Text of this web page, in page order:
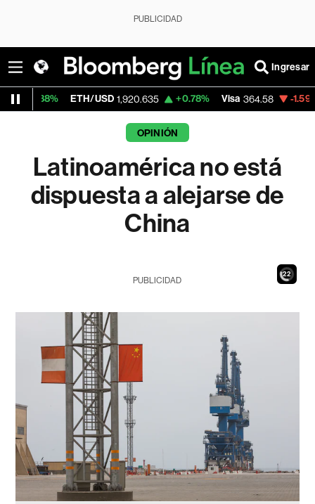
PUBLICIDAD
Ingresar
1,920.635 +0.78% Visa 364.58 -1.59% MercadoLibre
OPINIÓN
Latinoamérica no está
dispuesta a alejarse de
China
21
PUBLICIDAD